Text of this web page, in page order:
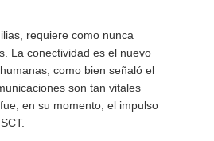
requiere como nunca
La conectividad es el nuevo
como bien señaló el
son tan vitales
en su momento, el impulso